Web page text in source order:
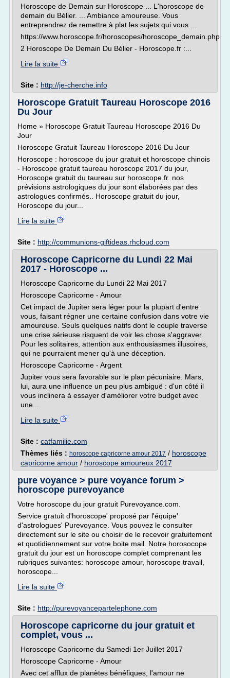
Horoscope de Demain sur Horoscope ... L'horoscope de
demain du Bélier. ... Ambiance amoureuse. Vous
entreprendrez de remettre à plat les sujets qui vous ...
https://www.horoscope.fr/horoscopes/horoscope_demain.php
2 Horoscope De Demain Du Bélier - Horoscope.fr :...
Lire la suite
Site : http://je-cherche.info
Horoscope Gratuit Taureau Horoscope 2016
Du Jour
Home » Horoscope Gratuit Taureau Horoscope 2016 Du
Jour
Horoscope Gratuit Taureau Horoscope 2016 Du Jour
Horoscope : horoscope du jour gratuit et horoscope chinois
- Horoscope gratuit taureau horoscope 2017 du jour,
Horoscope gratuit du taureau sur horoscope.fr. nos
prévisions astrologiques du jour sont élaborées par des
astrologues confirmés.. Horoscope gratuit du jour,
Horoscope du jour...
Lire la suite
Site : http://communions-giftideas.rhcloud.com
Horoscope Capricorne du Lundi 22 Mai
2017 - Horoscope ...
Horoscope Capricorne du Lundi 22 Mai 2017
Horoscope Capricorne - Amour
Cet impact de Jupiter sera léger pour la plupart d'entre
vous, faisant régner une certaine confusion dans votre vie
amoureuse. Seuls quelques natifs dont le couple traverse
une crise sérieuse risquent de voir les chose s'aggraver.
Pour les solitaires, attention aux enthousiasmes illusoires,
qui ne pourraient mener qu'à une déception.
Horoscope Capricorne - Argent
Jupiter vous sera favorable sur le plan pécuniaire. Mars,
lui, aura une influence un peu plus ambiguë : d'un côté il
vous inclinera à essayer d'améliorer votre budget avec
une...
Lire la suite
Site : catfamilie.com
Thèmes liés : horoscope capricorne amour 2017 / horoscope
capricorne amour / horoscope amoureux 2017
pure voyance > pure voyance forum >
horoscope purevoyance
Votre horoscope du jour gratuit Purevoyance.com.
Service gratuit d'horoscope' proposé par l'équipe'
d'astrologues' Purevoyance. Vous pouvez le consulter
directement sur le site ou choisir de le recevoir gratuitement
et quotidiennement sur votre boite mail. Notre horosocope
gratuit du jour est un horoscope complet comprenant les
rubriques suivantes: horoscope amour, horoscope travail,
horoscope...
Lire la suite
Site : http://purevoyancepartelephone.com
Horoscope capricorne du jour gratuit et
complet, vous ...
Horoscope Capricorne du Samedi 1er Juillet 2017
Horoscope Capricorne - Amour
Avec cet afflux de planètes bénéfiques, l'amour ne